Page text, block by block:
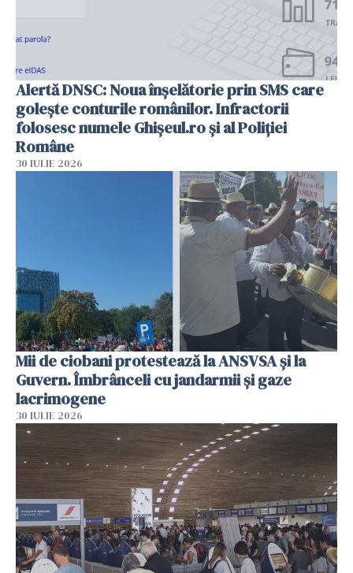
Alertă DNSC: Noua înșelătorie prin SMS care
golește conturile românilor. Infractorii
folosesc numele Ghișeul.ro și al Poliției
Române
30 IULIE 2026
Mii de ciobani protestează la ANSVSA și la
Guvern. Îmbrânceli cu jandarmii și gaze
lacrimogene
30 IULIE 2026